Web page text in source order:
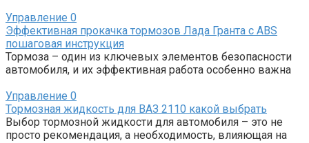
Управление 0
Эффективная прокачка тормозов Лада Гранта с ABS
пошаговая инструкция
Тормоза – один из ключевых элементов безопасности
автомобиля, и их эффективная работа особенно важна
Управление 0
Тормозная жидкость для ВАЗ 2110 какой выбрать
Выбор тормозной жидкости для автомобиля – это не
просто рекомендация, а необходимость, влияющая на